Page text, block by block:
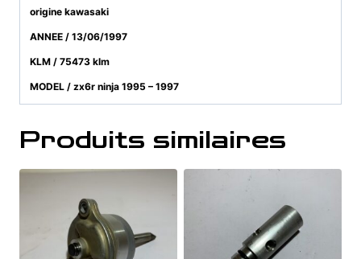
origine kawasaki
ANNEE / 13/06/1997
KLM / 75473 klm
MODEL / zx6r ninja 1995 – 1997
Produits similaires